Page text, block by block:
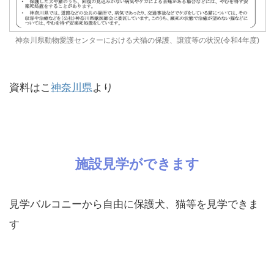
神奈川県動物愛護センターにおける犬猫の保護、譲渡等の状況(令和4年度)
資料はこ神奈川県より
施設見学ができます
見学バルコニーから自由に保護犬、猫等を見学できま
す